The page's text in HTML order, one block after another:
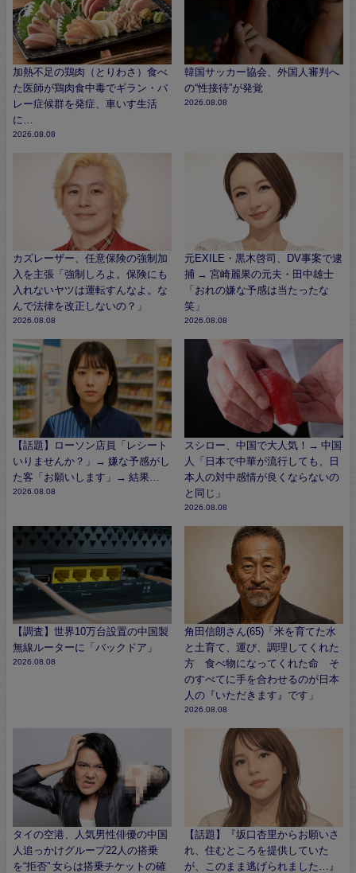
加熱不足の鶏肉（とりわさ）食べ
た医師が鶏肉食中毒でギラン・バ
レー症候群を発症、車いす生活
に…
2026.08.08
韓国サッカー協会、外国人審判へ
の“性接待”が発覚
2026.08.08
カズレーザー、任意保険の強制加
入を主張「強制しろよ。保険にも
入れないヤツは運転すんなよ。な
んで法律を改正しないの？」
2026.08.08
元EXILE・黒木啓司、DV事案で逮
捕 → 宮崎麗果の元夫・田中雄士
「おれの嫌な予感は当たったな
笑」
2026.08.08
【話題】ローソン店員「レシート
いりませんか？」→ 嫌な予感がし
た客「お願いします」→ 結果…
2026.08.08
スシロー、中国で大人気！→ 中国
人「日本で中華が流行しても、日
本人の対中感情が良くならないの
と同じ」
2026.08.08
【調査】世界10万台設置の中国製
無線ルーターに「バックドア」
2026.08.08
角田信朗さん(65)「米を育てた水
と土育て、運び、調理してくれた
方 食べ物になってくれた命 そ
のすべてに手を合わせるのが日本
人の『いただきます』です」
2026.08.08
タイの空港、人気男性俳優の中国
人追っかけグループ22人の搭乗
を“拒否” 女らは搭乗チケットの確
【話題】『坂口杏里からお願いさ
れ、住むところを提供していた
が、このまま逃げられました…』